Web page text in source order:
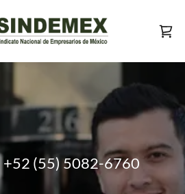
+52 (55) 5082-6760